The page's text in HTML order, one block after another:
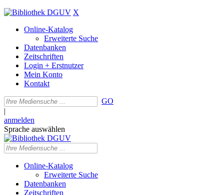
X
Online-Katalog
Erweiterte Suche
Datenbanken
Zeitschriften
Login + Erstnutzer
Mein Konto
Kontakt
GO
|
anmelden
Sprache auswählen
Online-Katalog
Erweiterte Suche
Datenbanken
Zeitschriften